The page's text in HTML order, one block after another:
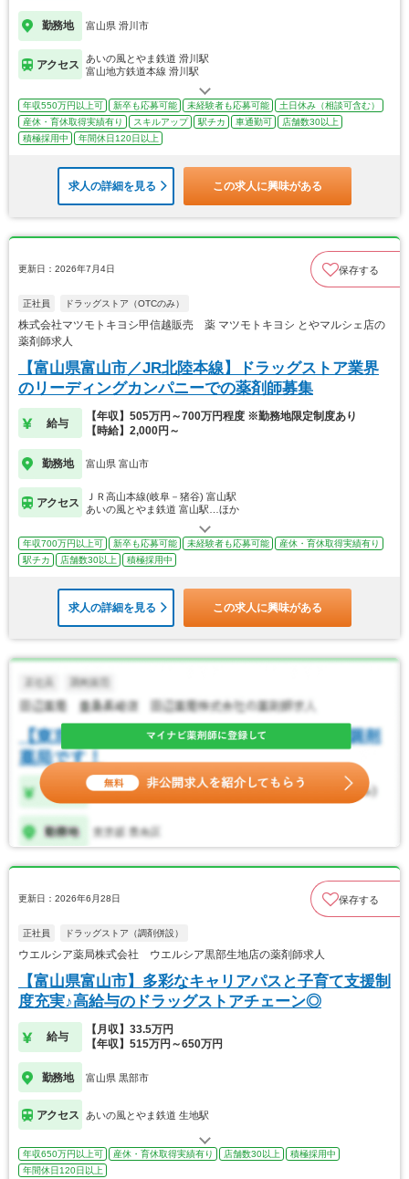
勤務地 富山県 滑川市
アクセス
あいの風とやま鉄道 滑川駅
富山地方鉄道本線 滑川駅
年収550万円以上可 新卒も応募可能 未経験者も応募可能
土日休み（相談可含む）
産休・育休取得実績有り
スキルアップ 駅チカ 車通勤可
店舗数30以上
積極採用中
年間休日120日以上
求人の詳細を見る この求人に興味がある
更新日：2026年7月4日 保存する
正社員 ドラッグストア（OTCのみ）
株式会社マツモトキヨシ甲信越販売 薬 マツモトキヨシ とやマルシェ店の
薬剤師求人
【富山県富山市／JR北陸本線】ドラッグストア業界
のリーディングカンパニーでの薬剤師募集
給与
【年収】505万円～700万円程度 ※勤務地限定制度あり
【時給】2,000円～
勤務地 富山県 富山市
アクセス
ＪＲ高山本線(岐阜－猪谷) 富山駅
あいの風とやま鉄道 富山駅…ほか
年収700万円以上可 新卒も応募可能 未経験者も応募可能
産休・育休取得実績有り
駅チカ
店舗数30以上 積極採用中
求人の詳細を見る この求人に興味がある
更新日：2026年6月28日 保存する
正社員 ドラッグストア（調剤併設）
ウエルシア薬局株式会社 ウエルシア黒部生地店の薬剤師求人
【富山県富山市】多彩なキャリアパスと子育て支援制
度充実♪高給与のドラッグストアチェーン◎
給与
【月収】33.5万円
【年収】515万円～650万円
勤務地 富山県 黒部市
アクセス あいの風とやま鉄道 生地駅
年収650万円以上可 産休・育休取得実績有り 店舗数30以上
積極採用中
年間休日120日以上